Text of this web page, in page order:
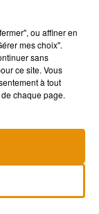
docu-série sur
pour une
ou affiner en
mes choix".
sans
ce site. Vous
à tout
chaque page.